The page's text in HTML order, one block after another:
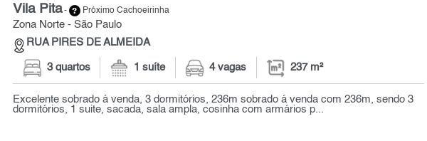
Vila Pita- Próximo Cachoeirinha
Zona Norte - São Paulo
RUA PIRES DE ALMEIDA
3 quartos 1 suíte 4 vagas 237 m²
Excelente sobrado á venda, 3 dormitórios, 236m sobrado á venda com 236m, sendo 3
dormitórios, 1 suite, sacada, sala ampla, cosinha com armários p...